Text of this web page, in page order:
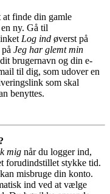
finde din gamle
ny. Gå til
Log ind øverst på
Jeg har glemt min
brugernavn og din e-
til dig, som udover en
som skal
benyttes.
mig når du logger ind,
forudindstillet stykke tid.
misbruge din konto.
ind ved at vælge